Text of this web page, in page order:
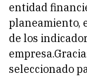
entidad
planeamiento,
de los
seleccionado